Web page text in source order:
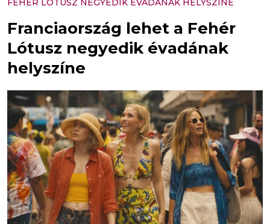
FEHÉR LÓTUSZ NEGYEDIK ÉVADÁNAK HELYSZÍNE
Franciaország lehet a Fehér
Lótusz negyedik évadának
helyszíne